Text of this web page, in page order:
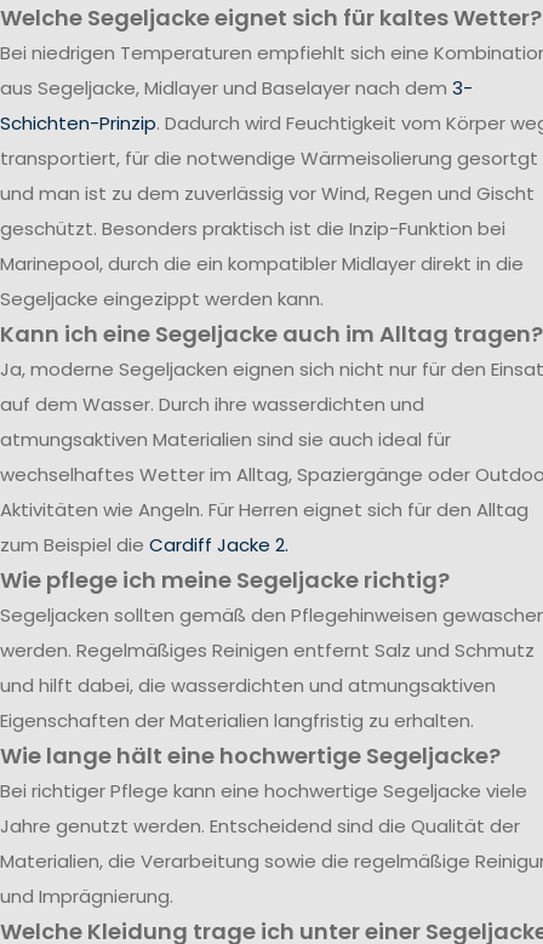
Welche Segeljacke eignet sich für kaltes Wetter?
Bei niedrigen Temperaturen empfiehlt sich eine
aus Segeljacke, Midlayer und Baselayer nach dem 3-
Schichten-Prinzip. Dadurch wird Feuchtigkeit vom Körper
transportiert, für die notwendige Wärmeisolierung gesortgt
und man ist zu dem zuverlässig vor Wind, Regen und Gischt
geschützt. Besonders praktisch ist die Inzip-Funktion bei
Marinepool, durch die ein kompatibler Midlayer direkt in die
Segeljacke eingezippt werden kann.
Kann ich eine Segeljacke auch im Alltag tragen?
Ja, moderne Segeljacken eignen sich nicht nur für den
auf dem Wasser. Durch ihre wasserdichten und
atmungsaktiven Materialien sind sie auch ideal für
wechselhaftes Wetter im Alltag, Spaziergänge oder
Aktivitäten wie Angeln. Für Herren eignet sich für den Alltag
zum Beispiel die Cardiff Jacke 2.
Wie pflege ich meine Segeljacke richtig?
Segeljacken sollten gemäß den Pflegehinweisen
werden. Regelmäßiges Reinigen entfernt Salz und Schmutz
und hilft dabei, die wasserdichten und atmungsaktiven
Eigenschaften der Materialien langfristig zu erhalten.
Wie lange hält eine hochwertige Segeljacke?
Bei richtiger Pflege kann eine hochwertige Segeljacke viele
Jahre genutzt werden. Entscheidend sind die Qualität der
Materialien, die Verarbeitung sowie die regelmäßige
und Imprägnierung.
Welche Kleidung trage ich unter einer